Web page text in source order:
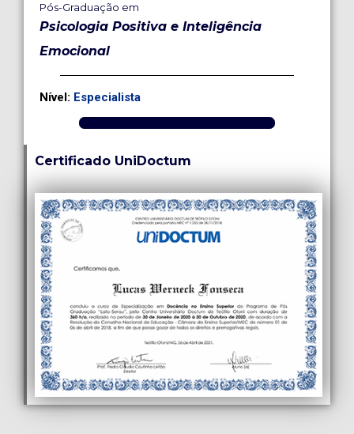
Pós-Graduação em
Psicologia Positiva e Inteligência
Emocional
Nível: Especialista
Certificado UniDoctum